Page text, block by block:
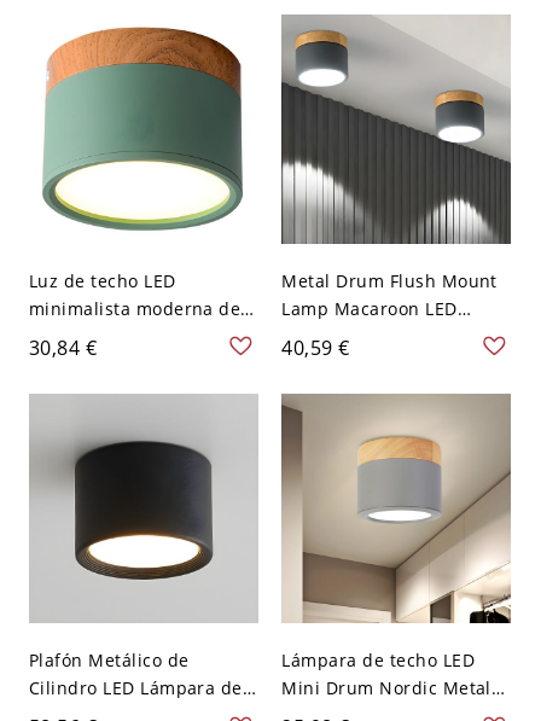
A 120 V Blanco
Luz de techo LED
minimalista moderna de
aluminio lacado con
pantalla acrílica - Verde
110 A 120 V Blanco
30,84 €
Metal Drum Flush Mount
Lamp Macaroon LED
Grey/Green Ceiling
Lighting with Wooden Top
for Living Room - 110 A
40,59 €
Plafón Metálico de
Cilindro LED Lámpara de
Techo Simplista para
Lámpara de techo LED
Mini Drum Nordic Metal
Grey-Wood montada en